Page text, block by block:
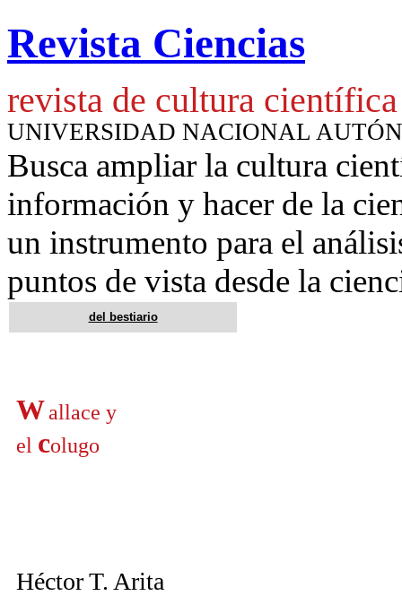
Revista Ciencias
revista de cultura científica
UNIVERSIDAD NACIONAL
Busca ampliar la cultura
información y hacer de la
un instrumento para el
puntos de vista desde la
del bestiario
Wallace y
el colugo
Héctor T. Arita